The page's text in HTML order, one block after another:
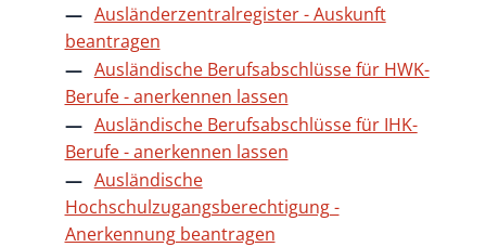
Ausländerzentralregister - Auskunft
beantragen
Ausländische Berufsabschlüsse für HWK-
Berufe - anerkennen lassen
Ausländische Berufsabschlüsse für IHK-
Berufe - anerkennen lassen
Ausländische
Hochschulzugangsberechtigung -
Anerkennung beantragen